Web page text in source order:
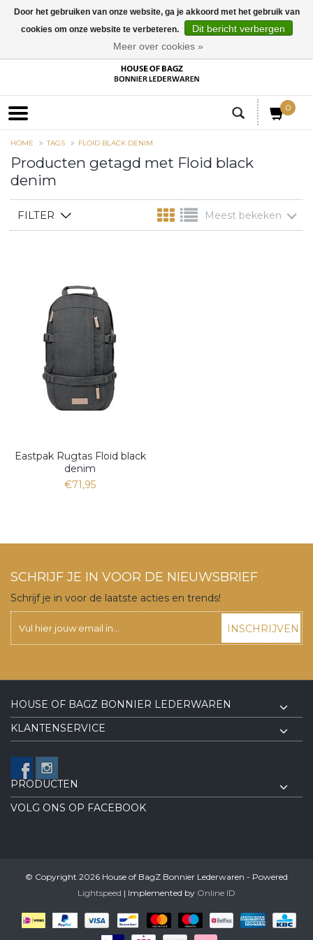
0
HOME TAGS FLOID BLACK DENIM
Producten getagd met Floid black
denim
FILTER Meest bekeken
Eastpak Rugtas Floid black
denim
€71,95
SCHRIJF JE IN VOOR DE NIEUWSBRIEF
Schrijf je in voor de laatste acties en trends!
INSCHRIJVEN
HOUSE OF BAGZ BONNIER LEDERWAREN
KLANTENSERVICE
PRODUCTEN
VOLG ONS OP FACEBOOK
© Copyright 2026 House of BagZ Bonnier Lederwaren - Powered
Lightspeed | Implemented by Online ID
Door het gebruiken van onze website, ga je akkoord met het gebruik van
cookies om onze website te verbeteren.
Dit bericht verbergen
Meer over cookies »